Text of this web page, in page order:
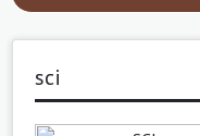
sci